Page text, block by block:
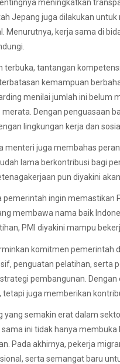
meningkatkan
Jepang juga dilakukan
Menurutnya, kerja sama di
terbuka, tantangan
kemampuan
menilai jumlah ini belum
Dengan penguasaan
lingkungan kerja dan
menteri juga membahas
lama berkontribusi bagi
pun diyakini
pemerintah ingin memastikan
membawa nama baik
PMI diyakini mampu
komitmen pemerintah
penguatan pelatihan, serta
pembangunan.
juga memberikan
yang semakin erat dalam
ini tidak hanya
Pada akhirnya, pekerja
serta semangat baru